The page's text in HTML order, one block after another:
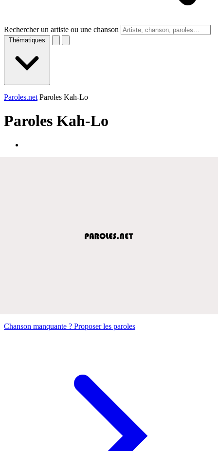
Rechercher un artiste ou une chanson
Thématiques
Paroles.net Paroles Kah-Lo
Paroles Kah-Lo
Chanson manquante ? Proposer les paroles